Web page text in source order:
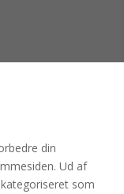
din
Ud af
som